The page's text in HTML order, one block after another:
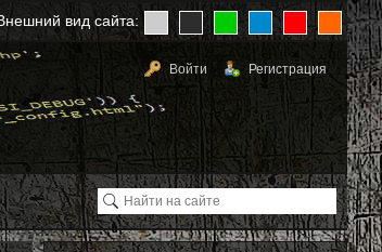
вид сайта:
Войти Регистрация